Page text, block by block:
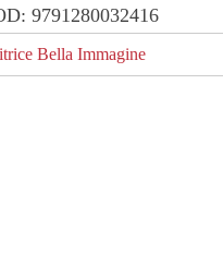
9791280032416
Bella Immagine